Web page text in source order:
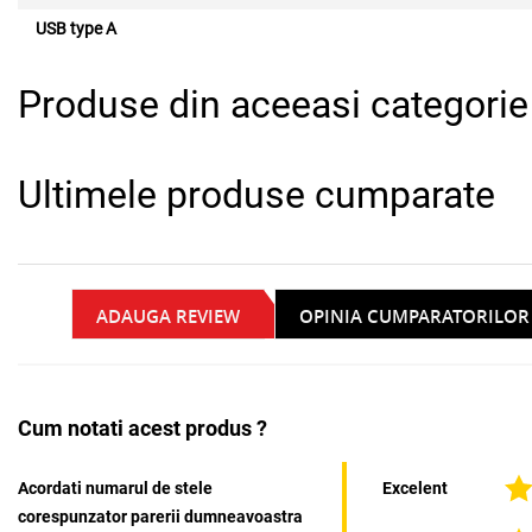
USB type A
Produse din aceeasi categorie
Ultimele produse cumparate
ADAUGA REVIEW OPINIA CUMPARATORILOR
Cum notati acest produs ?
Acordati numarul de stele
corespunzator parerii dumneavoastra
Excelent